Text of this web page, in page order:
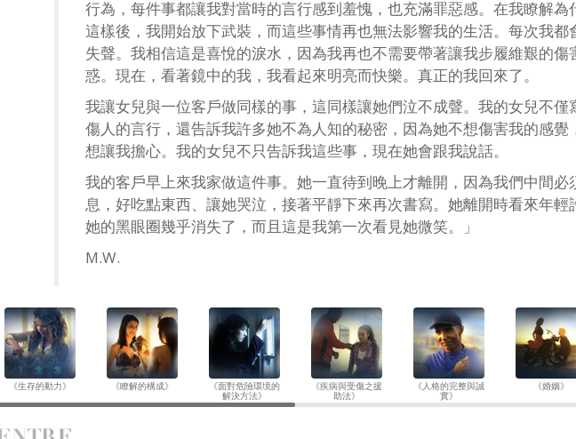
行為，每件事都讓我對當時的言行感到羞愧，也充滿罪惡感。在我瞭解為
這樣後，我開始放下武裝，而這些事情再也無法影響我的生活。每次我都
失聲。我相信這是喜悅的淚水，因為我再也不需要帶著讓我步履維艱的傷
惑。現在，看著鏡中的我，我看起來明亮而快樂。真正的我回來了。
我讓女兒與一位客戶做同樣的事，這同樣讓她們泣不成聲。我的女兒不僅
傷人的言行，還告訴我許多她不為人知的秘密，因為她不想傷害我的感覺
想讓我擔心。我的女兒不只告訴我這些事，現在她會跟我說話。
我的客戶早上來我家做這件事。她一直待到晚上才離開，因為我們中間必
息，好吃點東西、讓她哭泣，接著平靜下來再次書寫。她離開時看來年輕
她的黑眼圈幾乎消失了，而且這是我第一次看見她微笑。」
M.W.
《生存的動力》 《瞭解的構成》
《面對危險環境的
解決方法》
《疾病與受傷之援
助法》
《人格的完整與誠
實》
《婚姻》